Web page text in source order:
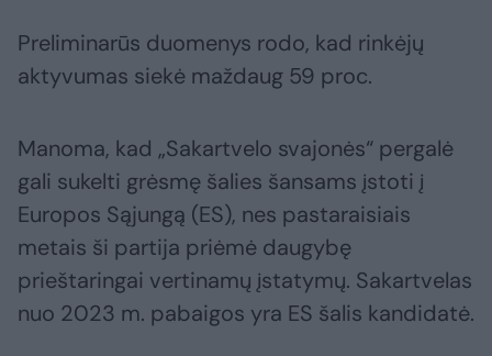
Preliminarūs duomenys rodo, kad rinkėjų
aktyvumas siekė maždaug 59 proc.
Manoma, kad „Sakartvelo svajonės“ pergalė
gali sukelti grėsmę šalies šansams įstoti į
Europos Sąjungą (ES), nes pastaraisiais
metais ši partija priėmė daugybę
prieštaringai vertinamų įstatymų. Sakartvelas
nuo 2023 m. pabaigos yra ES šalis kandidatė.